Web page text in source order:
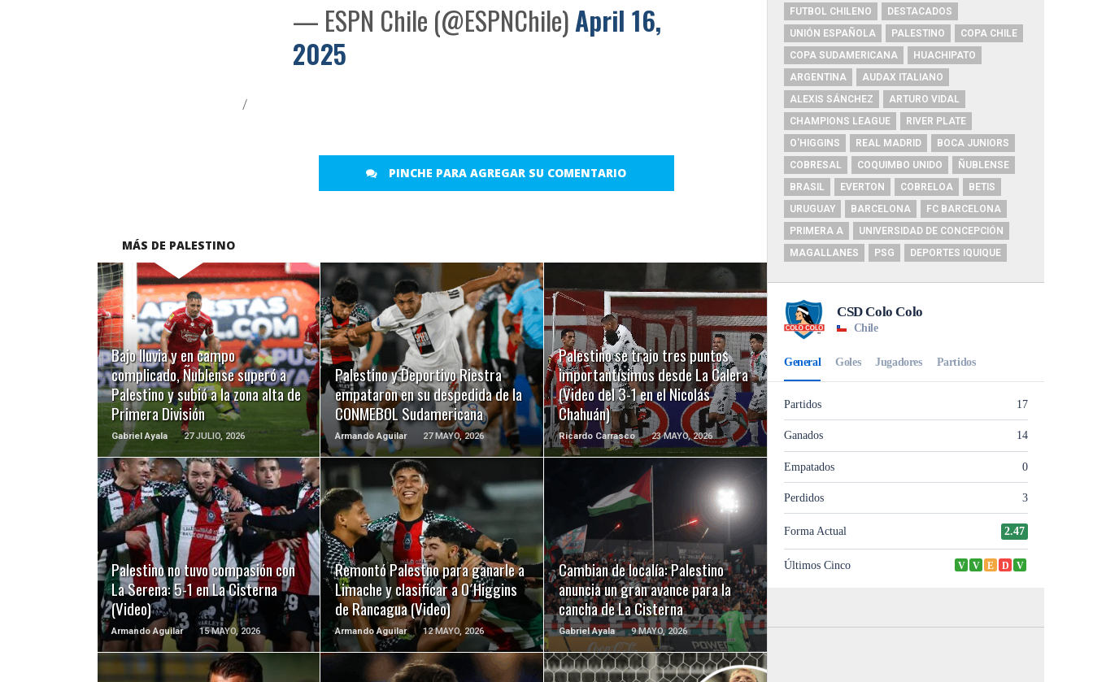
— ESPN Chile (@ESPNChile)April 16,
2025
/
PINCHE PARA AGREGAR SU COMENTARIO
MÁS DE PALESTINO
Bajo lluvia y en campo
complicado, Ñublense superó a
Palestino y subió a la zona alta de
Primera División
Gabriel Ayala 27 JULIO, 2026
LEER MÁS
Palestino y Deportivo Riestra
empataron en su despedida de la
CONMEBOL Sudamericana
Armando Aguilar 27 MAYO, 2026
LEER MÁS
Palestino se trajo tres puntos
importantísimos desde La Calera
(Video del 3-1 en el Nicolás
Chahuán)
Ricardo Carrasco 23 MAYO, 2026
LEER MÁS
Palestino no tuvo compasión con
La Serena: 5-1 en La Cisterna
(Video)
Armando Aguilar 15 MAYO, 2026
LEER MÁS
Remontó Palestno para ganarle a
Limache y clasificar a O´Higgins
de Rancagua (Video)
Armando Aguilar 12 MAYO, 2026
LEER MÁS
Cambian de localía: Palestino
anuncia un gran avance para la
cancha de La Cisterna
Gabriel Ayala 9 MAYO, 2026
LEER MÁS
FUTBOL CHILENO
DESTACADOS
UNIÓN ESPAÑOLA
PALESTINO
COPA CHILE
COPA SUDAMERICANA
HUACHIPATO
ARGENTINA
AUDAX ITALIANO
ALEXIS SÁNCHEZ
ARTURO VIDAL
CHAMPIONS LEAGUE
RIVER PLATE
O'HIGGINS
REAL MADRID
BOCA JUNIORS
COBRESAL
COQUIMBO UNIDO
ÑUBLENSE
BRASIL
EVERTON COBRELOA
BETIS
URUGUAY
BARCELONA
FC BARCELONA
PRIMERA A
UNIVERSIDAD DE CONCEPCIÓN
MAGALLANES
PSG DEPORTES IQUIQUE